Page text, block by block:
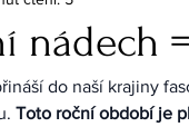
nádech
do naší krajiny
Toto roční období je